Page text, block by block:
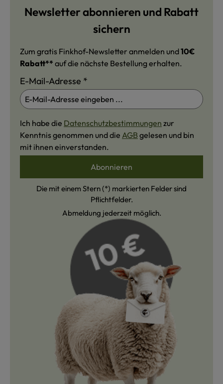
Newsletter abonnieren und Rabatt
sichern
Zum gratis Finkhof-Newsletter anmelden und10€
Rabatt** auf die nächste Bestellung erhalten.
E-Mail-Adresse *
Ich habe die Datenschutzbestimmungen zur
Kenntnis genommen und die AGB gelesen und bin
mit ihnen einverstanden.
Abonnieren
Die mit einem Stern (*) markierten Felder sind
Pflichtfelder.
Abmeldung jederzeit möglich.